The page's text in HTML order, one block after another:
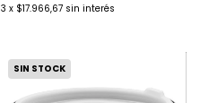
3 x $17.966,67 sin interés
SIN STOCK